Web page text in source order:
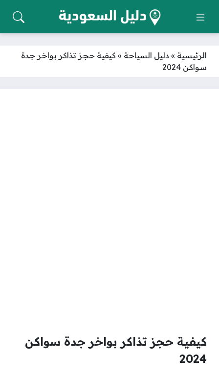
الرئيسية » دليل السياحة » كيفية حجز تذاكر بواخر جدة
سواكن 2024
كيفية حجز تذاكر بواخر جدة سواكن
2024